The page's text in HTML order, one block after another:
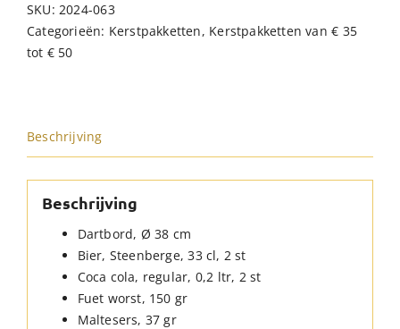
SKU:2024-063
Categorieën: Kerstpakketten, Kerstpakketten van € 35
tot € 50
Beschrijving
Beschrijving
Dartbord, Ø 38 cm
Bier, Steenberge, 33 cl, 2 st
Coca cola, regular, 0,2 ltr, 2 st
Fuet worst, 150 gr
Maltesers, 37 gr